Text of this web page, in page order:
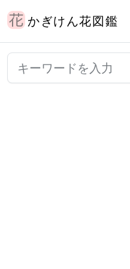
かぎけん花図鑑